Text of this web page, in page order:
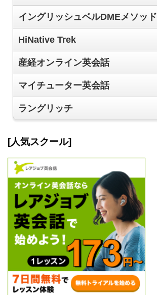
イングリッシュベルDMEメソッド
HiNative Trek
産経オンライン英会話
マイチューター英会話
ラングリッチ
[人気スクール]